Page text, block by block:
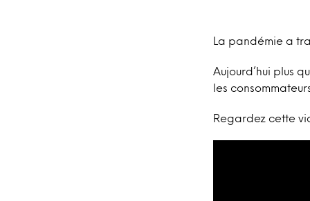
La pandémie a
Aujourd’hui plus
les
Regardez cette